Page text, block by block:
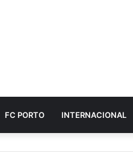
FC PORTO INTERNACIONAL